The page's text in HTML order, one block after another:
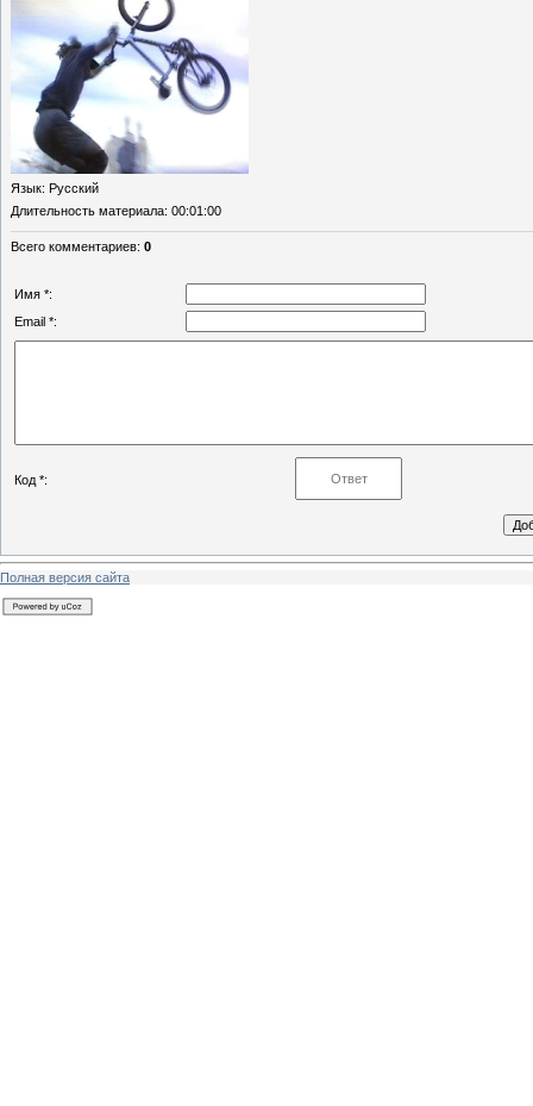
Язык: Русский
Длительность материала: 00:01:00
Всего комментариев: 0
Имя *:
Email *:
Код *:
Полная версия сайта